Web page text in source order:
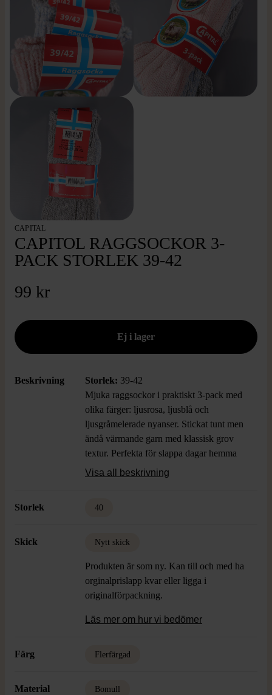
CAPITAL
CAPITOL RAGGSOCKOR 3-
PACK STORLEK 39-42
99 kr
Beskrivning Storlek: 39-42
Mjuka raggsockor i praktiskt 3-pack med
olika färger: ljusrosa, ljusblå och
ljusgråmelerade nyanser. Stickat tunt men
ändå värmande garn med klassisk grov
textur. Perfekta för slappa dagar hemma
eller när du behöver lite extra mys.
Visa all beskrivning
Storlek 40
Skick Nytt skick
Produkten är som ny. Kan till och med ha
orginalprislapp kvar eller ligga i
originalförpackning.
Läs mer om hur vi bedömer
Färg Flerfärgad
Material Bomull